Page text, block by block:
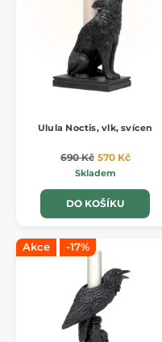
Ulula Noctis, vlk, svícen
690 Kč 570 Kč
Skladem
DO KOŠÍKU
Akce -17%